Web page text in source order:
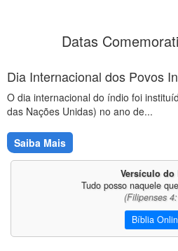
Datas
Dia Internacional dos Povos
O dia internacional do índio foi
das Nações Unidas) no ano de...
Saiba Mais
Versículo do
Tudo posso naquele
(Filipenses
Bíblia